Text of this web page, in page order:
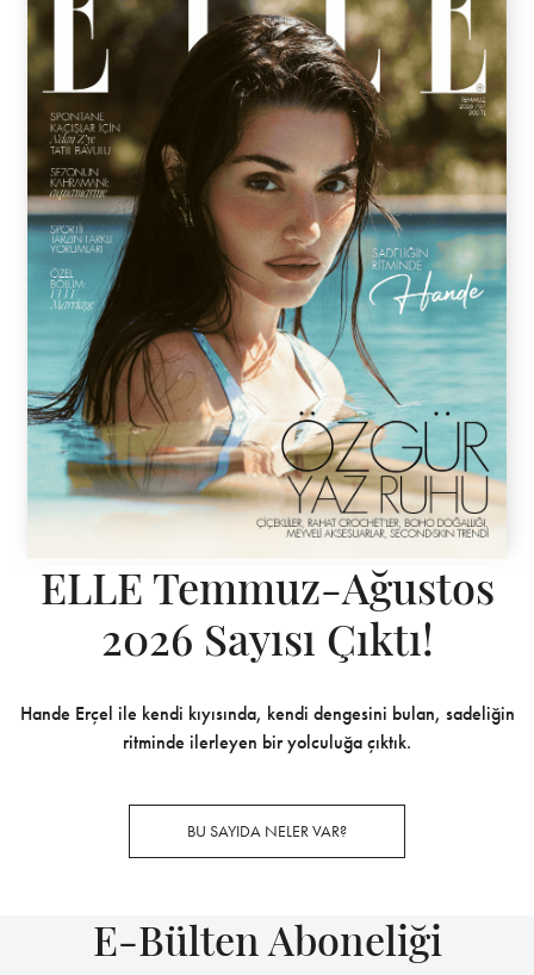
ELLE Temmuz-Ağustos
2026 Sayısı Çıktı!
Hande Erçel ile kendi kıyısında, kendi dengesini bulan, sadeliğin
ritminde ilerleyen bir yolculuğa çıktık.
BU SAYIDA NELER VAR?
E-Bülten Aboneliği